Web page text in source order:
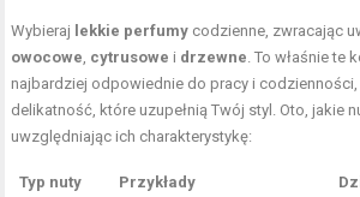
Wybieraj lekkie perfumy codzienne, zwracając
owocowe cytrusowe i drzewne . To właśnie te
najbardziej odpowiednie do pracy i
delikatność, które uzupełnią Twój styl. Oto, jakie
uwzględniając ich charakterystykę:
Typ nuty Przykłady